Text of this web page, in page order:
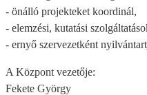
- önálló projekteket koordinál,
- elemzési, kutatási
- ernyő szervezetként
A Központ vezetője:
Fekete György